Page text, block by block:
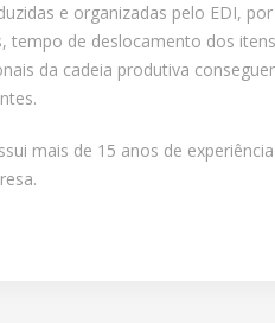
e organizadas pelo EDI,
tempo de deslocamento dos
da cadeia produtiva
mais de 15 anos de